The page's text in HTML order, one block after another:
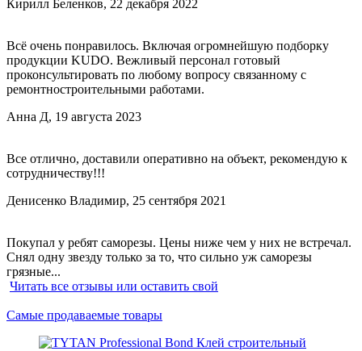
Кирилл Беленков, 22 декабря 2022
Всё очень понравилось. Включая огромнейшую подборку
продукции KUDO. Вежливый персонал готовый
проконсультировать по любому вопросу связанному с
ремонтностроительными работами.
Анна Д, 19 августа 2023
Все отлично, доставили оперативно на объект, рекомендую к
сотрудничеству!!!
Денисенко Владимир, 25 сентября 2021
Покупал у ребят саморезы. Цены ниже чем у них не встречал.
Снял одну звезду только за то, что сильно уж саморезы
грязные...
Читать все отзывы или оставить свой
Самые продаваемые товары